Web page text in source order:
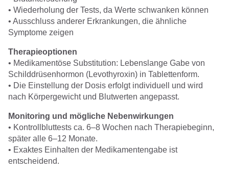
• Wiederholung der Tests, da Werte schwanken können
• Ausschluss anderer Erkrankungen, die ähnliche
Symptome zeigen
Therapieoptionen
• Medikamentöse Substitution: Lebenslange Gabe von
Schilddrüsenhormon (Levothyroxin) in Tablettenform.
• Die Einstellung der Dosis erfolgt individuell und wird
nach Körpergewicht und Blutwerten angepasst.
Monitoring und mögliche Nebenwirkungen
• Kontrollbluttests ca. 6–8 Wochen nach Therapiebeginn,
später alle 6–12 Monate.
• Exaktes Einhalten der Medikamentengabe ist
entscheidend.